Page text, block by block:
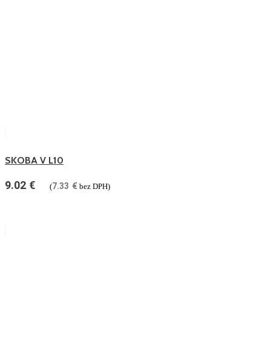
SKOBA V L10
9.02 € (7.33 € bez DPH)